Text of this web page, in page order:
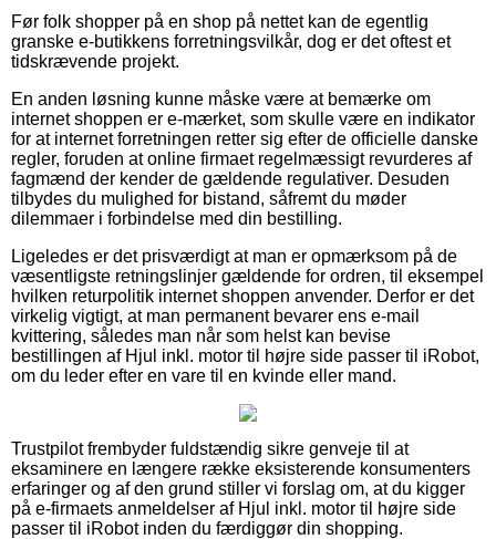
Før folk shopper på en shop på nettet kan de egentlig
granske e-butikkens forretningsvilkår, dog er det oftest et
tidskrævende projekt.
En anden løsning kunne måske være at bemærke om
internet shoppen er e-mærket, som skulle være en indikator
for at internet forretningen retter sig efter de officielle danske
regler, foruden at online firmaet regelmæssigt revurderes af
fagmænd der kender de gældende regulativer. Desuden
tilbydes du mulighed for bistand, såfremt du møder
dilemmaer i forbindelse med din bestilling.
Ligeledes er det prisværdigt at man er opmærksom på de
væsentligste retningslinjer gældende for ordren, til eksempel
hvilken returpolitik internet shoppen anvender. Derfor er det
virkelig vigtigt, at man permanent bevarer ens e-mail
kvittering, således man når som helst kan bevise
bestillingen af Hjul inkl. motor til højre side passer til iRobot,
om du leder efter en vare til en kvinde eller mand.
Trustpilot frembyder fuldstændig sikre genveje til at
eksaminere en længere række eksisterende konsumenters
erfaringer og af den grund stiller vi forslag om, at du kigger
på e-firmaets anmeldelser af Hjul inkl. motor til højre side
passer til iRobot inden du færdiggør din shopping.